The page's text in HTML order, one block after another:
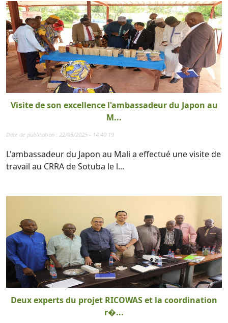
Visite de son excellence l'ambassadeur du Japon au
M...
Date de publication : 22/05/2025 - 14:40:19
L'ambassadeur du Japon au Mali a effectué une visite de
travail au CRRA de Sotuba le l...
Deux experts du projet RICOWAS et la coordination
r�...